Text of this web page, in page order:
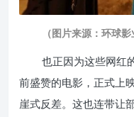
（图片来源：环球影
也正因为这些网红
前盛赞的电影，正式上
崖式反差。这也连带让